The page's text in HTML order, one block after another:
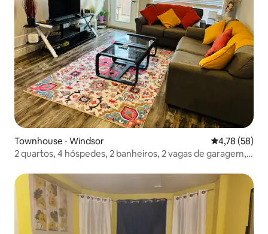
Townhouse ⋅ Windsor 4,78 de uma
4,78 (58)
2 quartos, 4 hóspedes, 2 banheiros, 2 vagas de garagem,